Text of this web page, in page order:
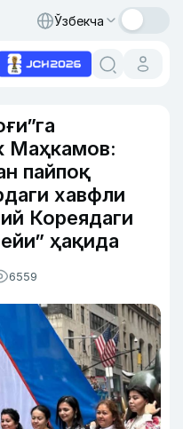
Ўзбекча
Маҳкамов:
пайпоқ
хавфли
Кореядаги
ҳақида
6559